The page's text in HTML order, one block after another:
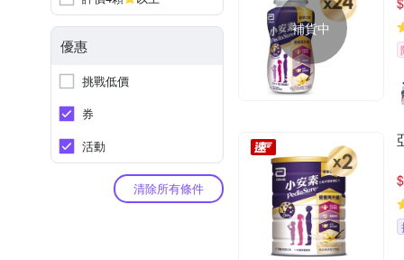
優惠
挑戰低價
券
活動
清除所有條件
補貨中
$